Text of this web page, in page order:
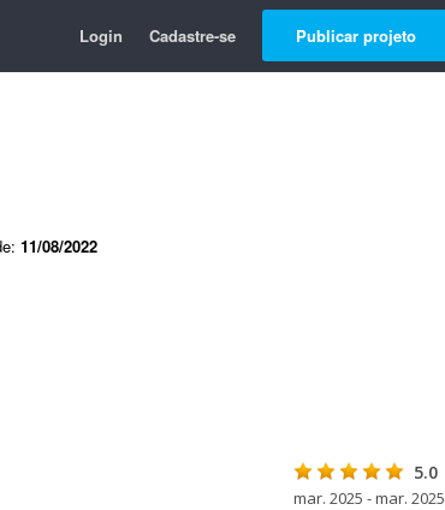
Login Cadastre-se Publicar projeto
11/08/2022
5.0
mar. 2025 - mar. 2025